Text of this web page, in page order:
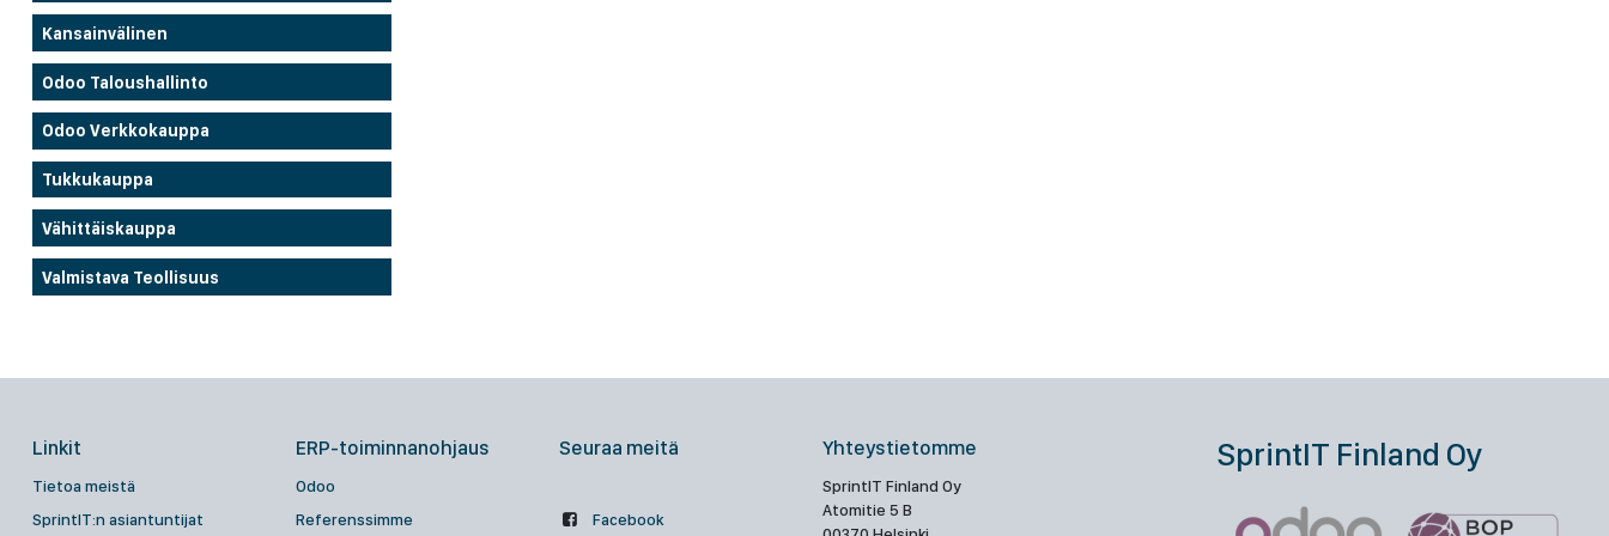
Kansainvälinen
Odoo Taloushallinto
Odoo Verkkokauppa
Tukkukauppa
Vähittäiskauppa
Valmistava Teollisuus
Linkit
Tietoa meistä
SprintIT:n asiantuntijat
ERP-toiminnanohjaus
Odoo
Referenssimme
Seuraa meitä
Facebook
Yhteystietomme
SprintIT Finland Oy
Atomitie 5 B
SprintIT Finland Oy